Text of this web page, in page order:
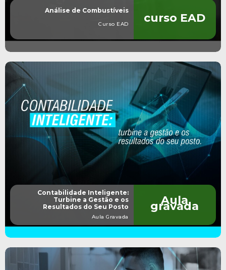
Análise de Combustíveis
Curso EAD curso EAD
Contabilidade Inteligente:
Turbine a Gestão e os
Resultados do Seu Posto
Aula Gravada
Aula
gravada